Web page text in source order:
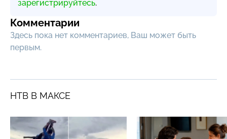
зарегистрируйтесь.
Комментарии
Здесь пока нет комментариев, Ваш может быть
первым.
НТВ В МАКСЕ